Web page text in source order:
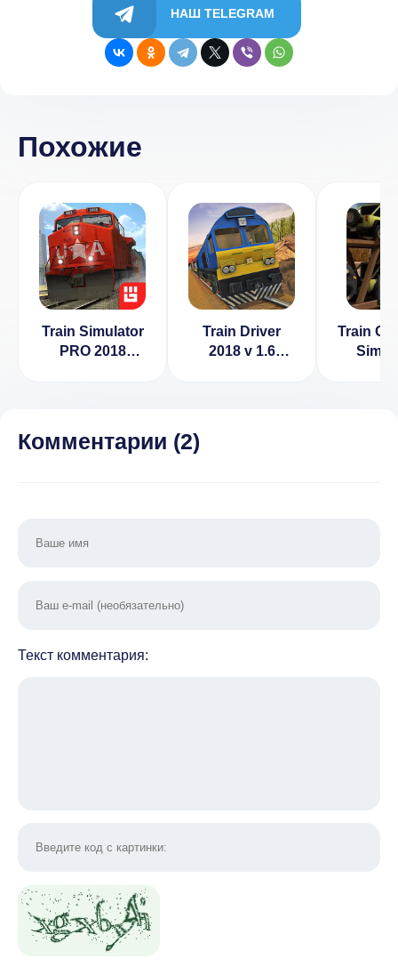
НАШ TELEGRAM
Похожие
Train Simulator
PRO 2018
Train Driver
2018 v 1.6
Train
Комментарии (2)
Текст комментария: